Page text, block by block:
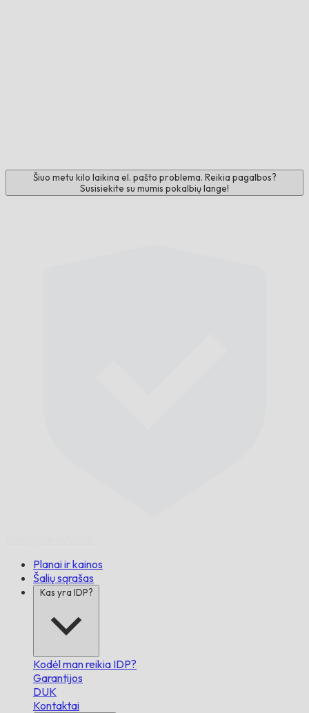
Šiuo metu kilo laikina el. pašto problema. Reikia pagalbos?
Susisiekite su mumis pokalbių lange!
Planai ir kainos
Šalių sąrašas
Kas yra IDP?
Kodėl man reikia IDP?
Garantijos
DUK
Kontaktai